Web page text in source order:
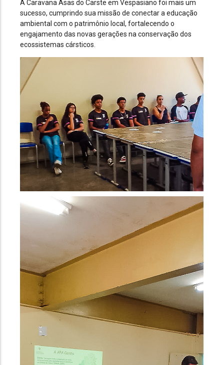
A Caravana Asas do Carste em Vespasiano foi mais um
sucesso, cumprindo sua missão de conectar a educação
ambiental com o patrimônio local, fortalecendo o
engajamento das novas gerações na conservação dos
ecossistemas cársticos.